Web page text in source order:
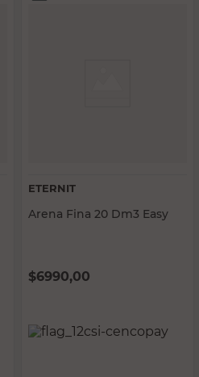
ETERNIT
Arena Fina 20 Dm3 Easy
$6990,00